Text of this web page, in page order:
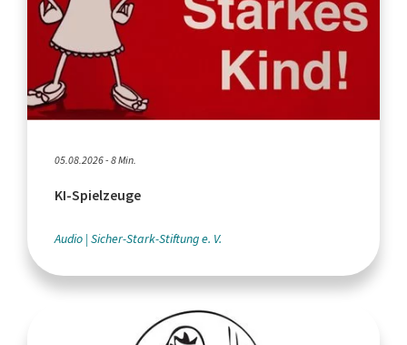
05.08.2026 - 8 Min.
KI-Spielzeuge
Audio Sicher-Stark-Stiftung e. V.